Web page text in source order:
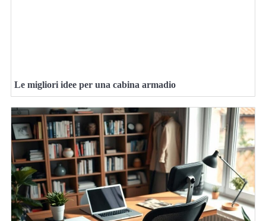
Le migliori idee per una cabina armadio